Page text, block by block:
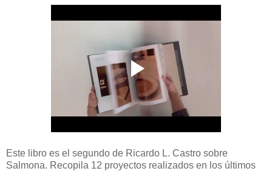
Este libro es el segundo de Ricardo L. Castro sobre
Salmona. Recopila 12 proyectos realizados en los últimos